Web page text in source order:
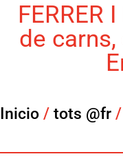
FERRER
de
Inicio / tots @fr